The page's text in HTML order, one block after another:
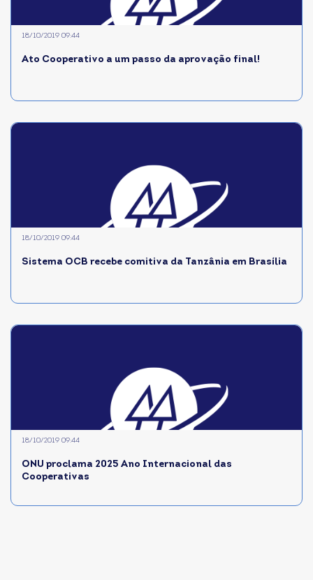
Ato Cooperativo a um passo da aprovação final!
18/10/2019 09:44
Sistema OCB recebe comitiva da Tanzânia em Brasília
18/10/2019 09:44
ONU proclama 2025 Ano Internacional das
Cooperativas
18/10/2019 09:44